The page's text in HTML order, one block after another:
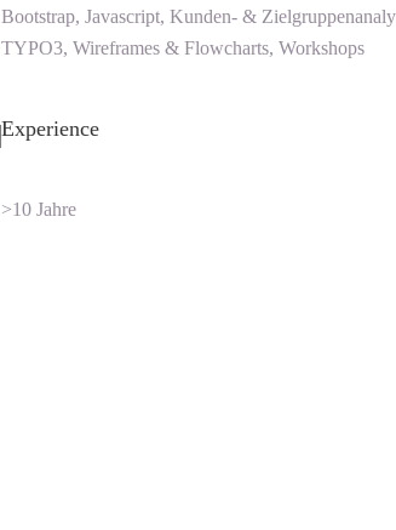
Bootstrap, Javascript, Kunden- &
TYPO3, Wireframes & Flowcharts, Workshops
Experience
>10 Jahre